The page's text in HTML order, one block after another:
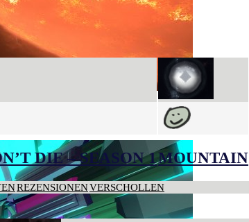
DIE – SEASON 1MOUNTAIN
REZENSIONENVERSCHOLLEN